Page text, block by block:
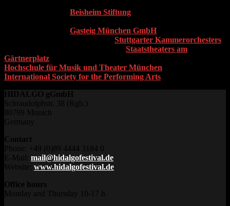
Beisheim Stiftung
Gasteig München GmbH. Davor war er
Stuttgarter Kammerorchesters
Staatstheaters am
Gärtnerplatz
Hochschule für Musik und Theater München
International Society for the Performing Arts
HIDALGO gGmbH
Schraudolphstr. 38 (Rgb.)
80799 Munich
Germany
Contact
Phone: +49 (0)89 4444 3184 0
E-Mail: mail@hidalgofestival.de
Website: www.hidalgofestival.de
Office hours
Monday and Thursday 10-17 h